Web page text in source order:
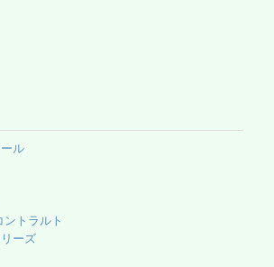
ル
ントラルト
ーズ